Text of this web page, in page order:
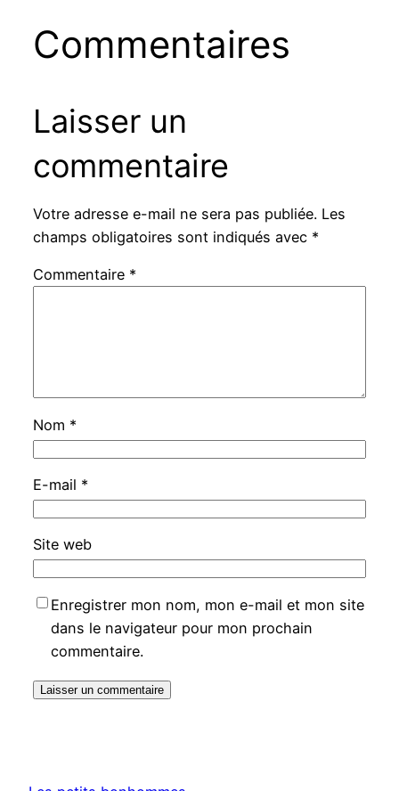
Commentaires
Laisser un
commentaire
Votre adresse e-mail ne sera pas publiée. Les
champs obligatoires sont indiqués avec *
Commentaire *
Nom *
E-mail *
Site web
Enregistrer mon nom, mon e-mail et mon site
dans le navigateur pour mon prochain
commentaire.